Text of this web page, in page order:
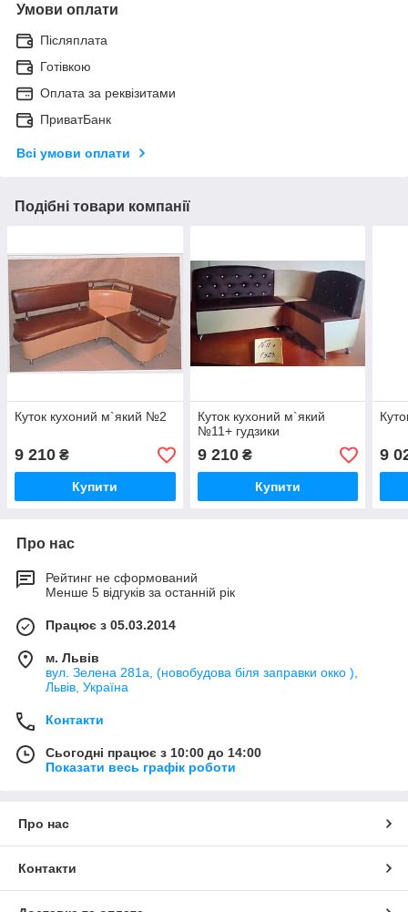
Умови оплати
Післяплата
Готівкою
Оплата за реквізитами
ПриватБанк
Всі умови оплати
Подібні товари компанії
Куток кухоний м`який №2
9 210 ₴
Купити
Куток кухоний м`який
№11+ гудзики
9 210₴
Купити
9
Про нас
Рейтинг не сформований
Менше 5 відгуків за останній рік
Працює з 05.03.2014
м. Львів
вул. Зелена 281а, (новобудова біля заправки окко ),
Львів, Україна
Контакти
Сьогодні працює з 10:00 до 14:00
Показати весь графік роботи
Про нас
Контакти